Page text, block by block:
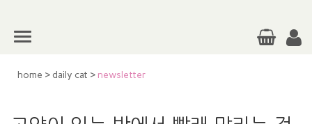
home > daily cat > newsletter